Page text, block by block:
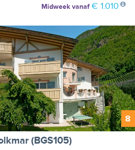
Midweekvanaf € 1.010
8
(BGS105)